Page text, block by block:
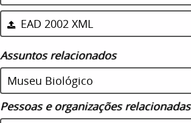
EAD 2002 XML
Assuntos relacionados
Museu Biológico
Pessoas e organizações relacionadas